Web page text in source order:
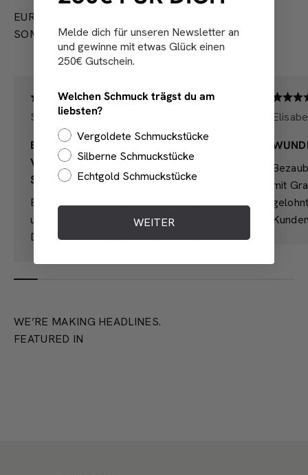
EURE MEINUNG BEDEUTET UNS VIEL
SOME LOVE NOTES
Sarah
ENDLICH
VERANTWORTUNGSVOLLER
SCHMUCK!
Ein Unternehmen, dass Nachhaltigkeit
und faire Fertigung ernst nimmt. Tolle
Designs und unglaublich gute Qualität!
mit
WE’RE MAKING HEADLINES.
FEATURED IN
Melde dich für unseren Newsletter an
und gewinne mit etwas Glück einen
250€ Gutschein.
Welchen Schmuck trägst du am
liebsten?
Vergoldete Schmuckstücke
Silberne Schmuckstücke
Echtgold Schmuckstücke
WEITER